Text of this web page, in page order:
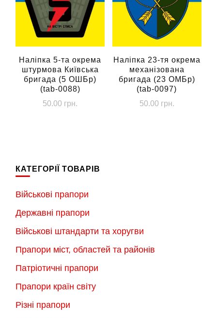
Наліпка 5-та окрема
штурмова Київська
бригада (5 ОШБр)
(tab-0088)
50.00 грн.
Наліпка 23-тя окрема
механізована
бригада (23 ОМБр)
(tab-0097)
50.00 грн.
КАТЕГОРІЇ ТОВАРІВ
Військові прапори
Державні прапори
Військові штандарти та хоругви
Прапори міст, областей та районів
Патріотичні прапори
Прапори країн світу
Різні прапори